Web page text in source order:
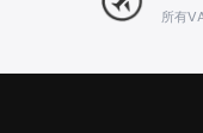
所有